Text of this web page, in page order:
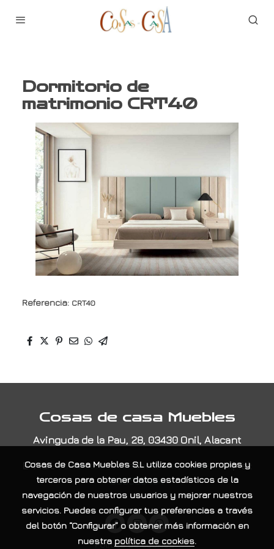
Dormitorio de
matrimonio CRT40
Referencia: CRT40
Cosas de casa Muebles
Avinguda de la Pau, 28, 03430 Onil, Alacant
E-Mail:contacta@cosasdecasamuebles.com|Tel:
965565404
Política de cookies
Cosas de Casa Muebles S.Lutiliza cookies propias y
terceros para obtener datos estadísticos de la
navegación de nuestros usuarios y mejorar nuestros
servicios. Puedes configurar tus preferencias a través
del botón “Configurar” o obtener más información en
nuestra política de cookies.